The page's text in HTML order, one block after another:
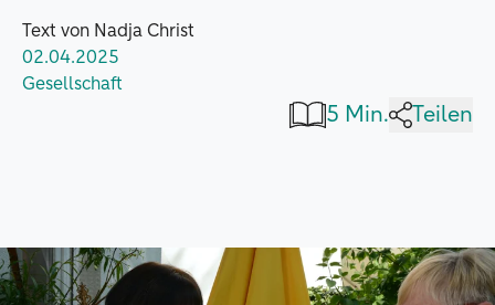
Text von Nadja Christ
02.04.2025
Gesellschaft
5 Min. Teilen